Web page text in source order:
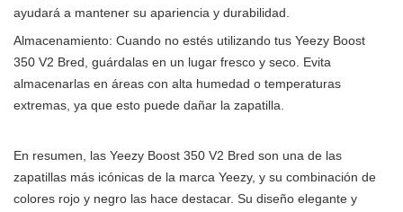
ayudará a mantener su apariencia y durabilidad.
Almacenamiento: Cuando no estés utilizando tus Yeezy Boost
350 V2 Bred, guárdalas en un lugar fresco y seco. Evita
almacenarlas en áreas con alta humedad o temperaturas
extremas, ya que esto puede dañar la zapatilla.
En resumen, las Yeezy Boost 350 V2 Bred son una de las
zapatillas más icónicas de la marca Yeezy, y su combinación de
colores rojo y negro las hace destacar. Su diseño elegante y